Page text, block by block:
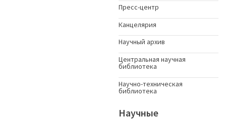
Пресс-центр
Канцелярия
Научный архив
Центральная научная
библиотека
Научно-техническая
библиотека
Научные